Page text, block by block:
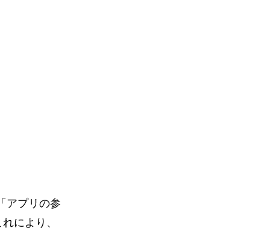
アプリの参
により、